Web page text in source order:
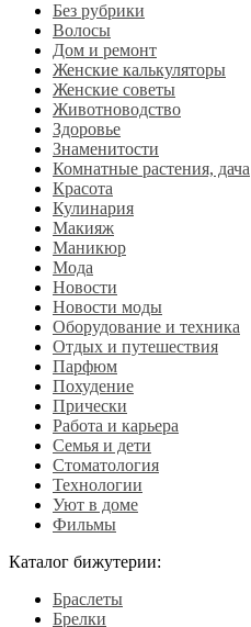
Без рубрики
Волосы
Дом и ремонт
Женские калькуляторы
Женские советы
Животноводство
Здоровье
Знаменитости
Комнатные растения, дача
Красота
Кулинария
Макияж
Маникюр
Мода
Новости
Новости моды
Оборудование и техника
Отдых и путешествия
Парфюм
Похудение
Прически
Работа и карьера
Семья и дети
Стоматология
Технологии
Уют в доме
Фильмы
Каталог бижутерии:
Браслеты
Брелки